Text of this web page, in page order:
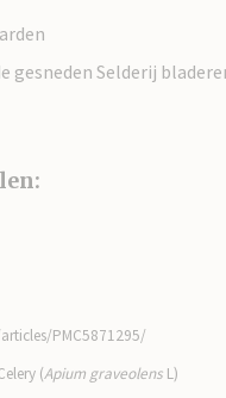
gesneden Selderij
PMC5871295/
(Apium graveolens L)